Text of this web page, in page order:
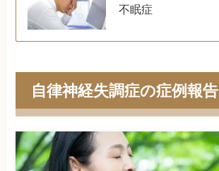
不眠症
自律神経失調症の症例報告